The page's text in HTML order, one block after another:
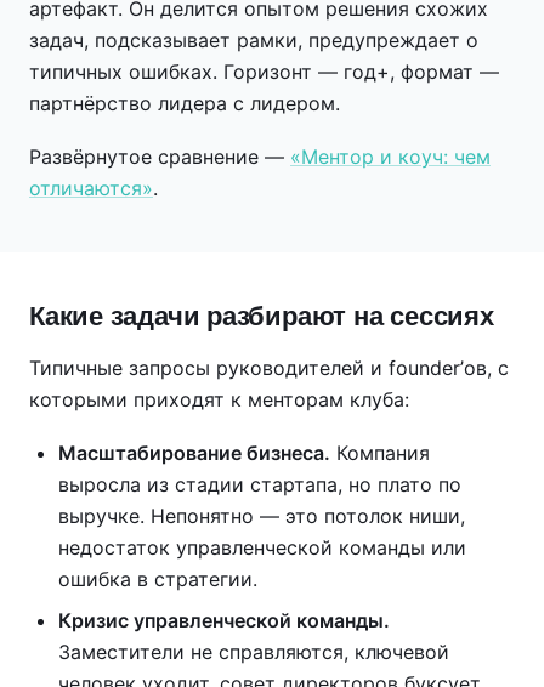
артефакт. Он делится опытом решения схожих
задач, подсказывает рамки, предупреждает о
типичных ошибках. Горизонт — год+, формат —
партнёрство лидера с лидером.
Развёрнутое сравнение — «Ментор и коуч: чем
отличаются».
Какие задачи разбирают на сессиях
Типичные запросы руководителей и founder’ов, с
которыми приходят к менторам клуба:
Масштабирование бизнеса. Компания
выросла из стадии стартапа, но плато по
выручке. Непонятно — это потолок ниши,
недостаток управленческой команды или
ошибка в стратегии.
Кризис управленческой команды.
Заместители не справляются, ключевой